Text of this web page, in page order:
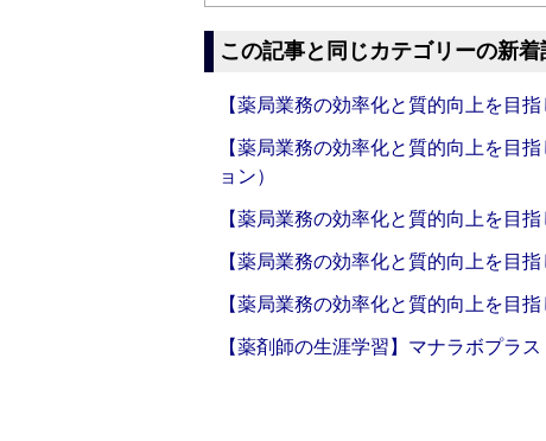
この記事と同じカテゴリーの新着
【薬局業務の効率化と質的向上を目
【薬局業務の効率化と質的向上を目
ョン）
【薬局業務の効率化と質的向上を目
【薬局業務の効率化と質的向上を目
【薬局業務の効率化と質的向上を目
【薬剤師の生涯学習】マナラボプラス